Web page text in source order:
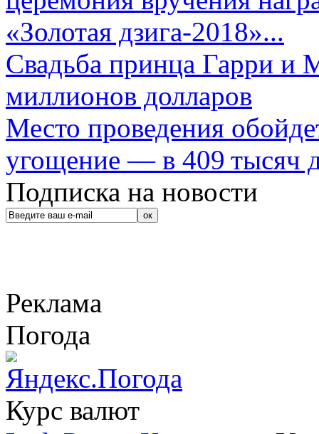
«Золотая дзига-2018»...
Свадьба принца Гарри и
миллионов долларов
Место проведения
угощение — в 409 тысяч
Подписка на новости
Реклама
Погода
Курс валют